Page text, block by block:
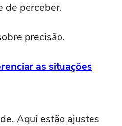
de perceber.
precisão.
as situações
Aqui estão ajustes